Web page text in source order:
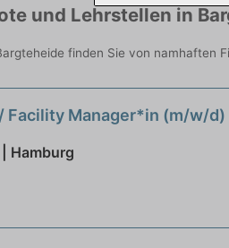
und Lehrstellen in
finden Sie von namhaften
Facility Manager*in (m/w/
Hamburg